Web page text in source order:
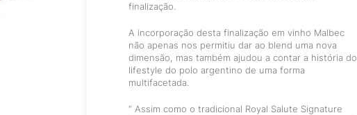
finalização.
A incorporação desta finalização em vinho Malbec
não apenas nos permitiu dar ao blend uma nova
dimensão, mas também ajudou a contar a história do
lifestyle do polo argentino de uma forma
multifacetada.
“ Assim como o tradicional Royal Salute Signature